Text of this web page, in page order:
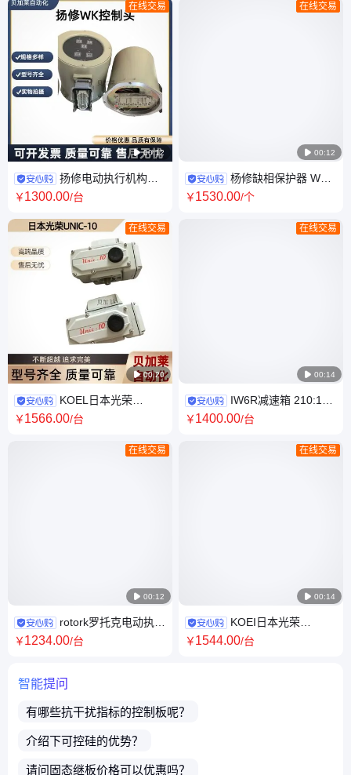
 00:12
在线交易
扬修电动执行机构
2SDQ9-18 电装2SQ8智能系列
￥1300.00/台
 00:20
在线交易
KOEL日本光荣
UNCOM-10NL电动执行器 全系
￥1566.00/台
 00:12
在线交易
rotork罗托克电动执行
器执行机构IQ90-F30-B4 全系
￥1234.00/台
 00:12
在线交易
杨修缺相保护器 WK-
2 CN0504保护模块 原装正品
￥1530.00/个
 00:14
在线交易
IW6R减速箱 210:1速
比 电动执行器 全系列供应 全国
￥1400.00/台
 00:14
在线交易
KOEI日本光荣
NUCOM-Z角形程电动执行器
￥1544.00/台
智能提问
有哪些抗干扰指标的控制板呢？
介绍下可控硅的优势？
请问 固态继板价格可以优惠吗？